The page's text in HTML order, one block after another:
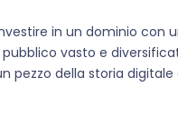
in un dominio con
vasto e
pezzo della storia digitale